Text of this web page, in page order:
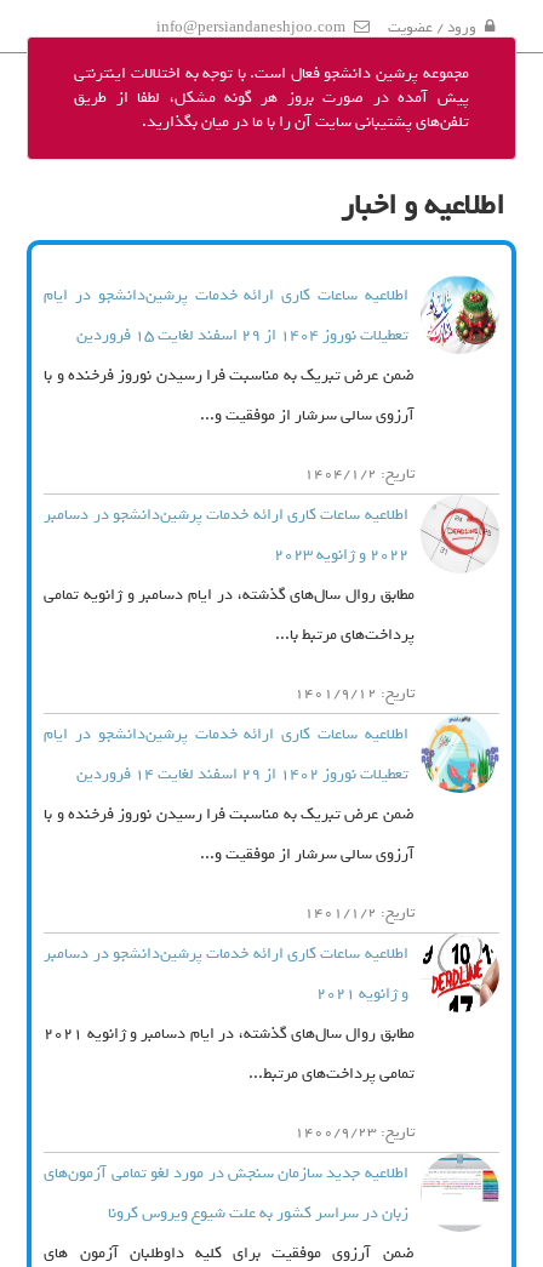
مجموعه پرشین دانشجو فعال است. با توجه به اختلالات اینترنتی
پیش آمده در صورت بروز هر گونه مشکل، لطفا از طریق
تلفن‌های پشتیبانی سایت آن را با ما در میان بگذارید.
ورود / عضویت info@persiandaneshjoo.com
اطلاعیه و اخبار
اطلاعیه ساعات کاری ارائه خدمات پرشین‌دانشجو در ایام
تعطیلات نوروز 1404 از 29 اسفند لغایت 15 فروردین
ضمن عرض تبریک به مناسبت فرا رسیدن نوروز فرخنده و با
آرزوی سالی سرشار از موفقیت و...
تاریخ: 1404/1/2
اطلاعیه ساعات کاری ارائه خدمات پرشین‌دانشجو در دسامبر
2022 و ژانویه 2023
مطابق روال سال‌های گذشته، در ایام دسامبر و ژانویه تمامی
پرداخت‌های مرتبط با...
تاریخ: 1401/9/12
اطلاعیه ساعات کاری ارائه خدمات پرشین‌دانشجو در ایام
تعطیلات نوروز 1402 از 29 اسفند لغایت 14 فروردین
ضمن عرض تبریک به مناسبت فرا رسیدن نوروز فرخنده و با
آرزوی سالی سرشار از موفقیت و...
تاریخ: 1401/1/2
اطلاعیه ساعات کاری ارائه خدمات پرشین‌دانشجو در دسامبر
و ژانویه 2021
مطابق روال سال‌های گذشته، در ایام دسامبر و ژانویه 2021
تمامی پرداخت‌های مرتبط...
تاریخ: 1400/9/23
اطلاعیه جدید سازمان سنجش در مورد لغو تمامی آزمون‌های
زبان در سراسر کشور به علت شیوع ویروس کرونا
ضمن آرزوی موفقیت برای کلیه داوطلبان آزمون های